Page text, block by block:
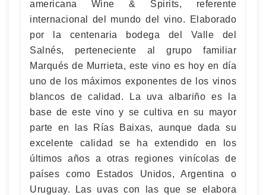
americana Wine & Spirits, referente
internacional del mundo del vino. Elaborado
por la centenaria bodega del Valle del
Salnés, perteneciente al grupo familiar
Marqués de Murrieta, este vino es hoy en día
uno de los máximos exponentes de los vinos
blancos de calidad. La uva albariño es la
base de este vino y se cultiva en su mayor
parte en las Rías Baixas, aunque dada su
excelente calidad se ha extendido en los
últimos años a otras regiones vinícolas de
países como Estados Unidos, Argentina o
Uruguay. Las uvas con las que se elabora